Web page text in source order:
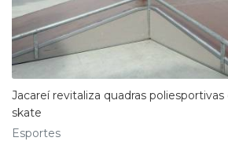
Jacareí revitaliza quadras
skate
Esportes